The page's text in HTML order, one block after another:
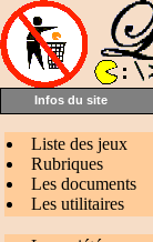
Infos du site
Liste des jeux
Rubriques
Les documents
Les utilitaires